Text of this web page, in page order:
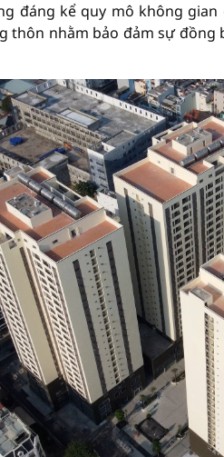
đáng kể quy mô không
thôn nhằm bảo đảm sự